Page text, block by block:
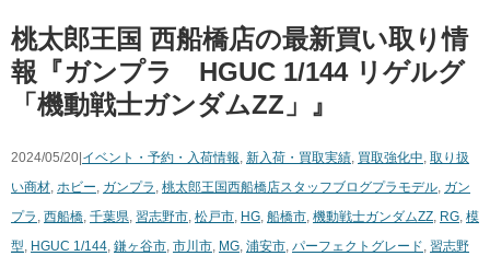
桃太郎王国 西船橋店の最新買い取り情
報『ガンプラ HGUC 1/144 リゲルグ
「機動戦士ガンダムZZ」』
2024/05/20| イベント・予約・入荷情報, 新入荷・買取実績, 買取強化中, 取り扱
い商材, ホビー, ガンプラ , 桃太郎王国西船橋店スタッフブログプラモデル, ガン
プラ , 西船橋, 千葉県, 習志野市, 松戸市, HG, 船橋市, 機動戦士ガンダムZZ, RG, 模
型, HGUC 1/144, 鎌ヶ谷市, 市川市, MG, 浦安市, パーフェクトグレード, 習志野